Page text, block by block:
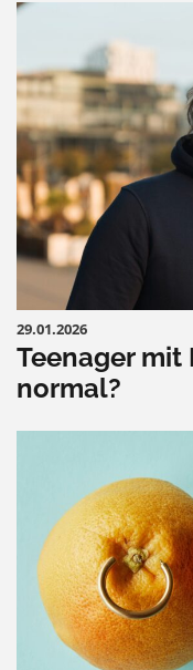
29.01.2026
Teenager mit
normal?